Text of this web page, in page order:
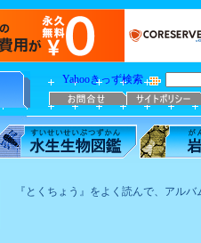
Yahooきっず検索
『とくちょう』をよく読んで、アルバ